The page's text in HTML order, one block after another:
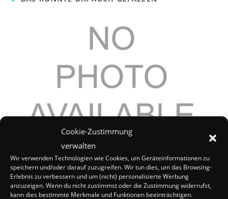
Cookie-Zustimmung
verwalten
Wir verwenden Technologien wie Cookies, um Geräteinformationen zu
speichern und/oder darauf zuzugreifen. Wir tun dies, um das Browsing-
Erlebnis zu verbessern und um (nicht) personalisierte Werbung
anzuzeigen. Wenn du nicht zustimmst oder die Zustimmung widerrufst,
kann dies bestimmte Merkmale und Funktionen beeinträchtigen.
Britney Spears: Neues Album
10. November 2005